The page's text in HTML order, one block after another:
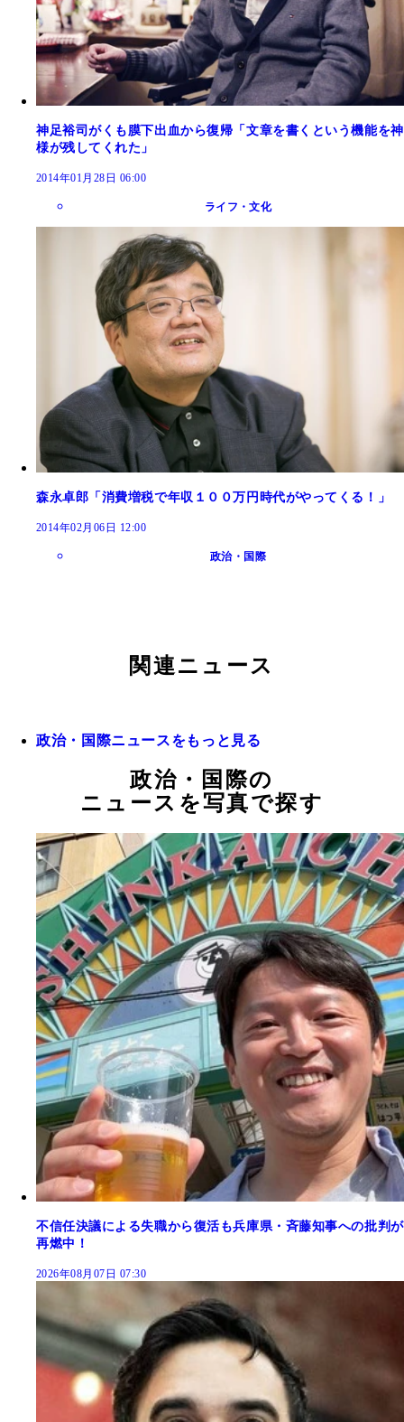
神足裕司がくも膜下出血から復帰「文章を書くという機能を神
様が残してくれた」
2014年01月28日 06:00
ライフ・文化
森永卓郎「消費増税で年収１００万円時代がやってくる！」
2014年02月06日 12:00
政治・国際
関連ニュース
政治・国際ニュースをもっと見る
政治・国際の
ニュースを写真で探す
不信任決議による失職から復活も兵庫県・斉藤知事への批判が
再燃中！
2026年08月07日 07:30